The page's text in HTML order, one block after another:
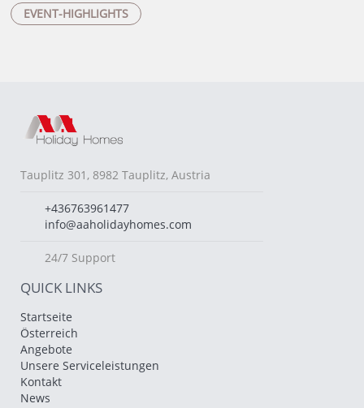
EVENT-HIGHLIGHTS
Tauplitz 301, 8982 Tauplitz, Austria
+436763961477
info@aaholidayhomes.com
24/7 Support
QUICK LINKS
Startseite
Österreich
Angebote
Unsere Serviceleistungen
Kontakt
News